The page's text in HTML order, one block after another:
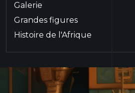
Galerie
Grandes figures
Histoire de l'Afrique